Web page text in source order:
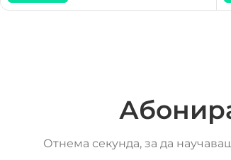
Отнема секунда, за да